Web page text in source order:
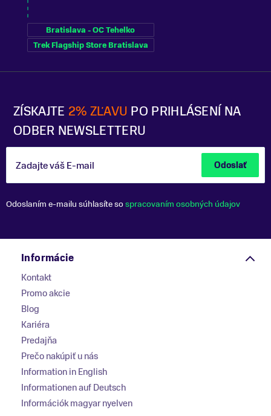
ZÍSKAJTE 2% ZĽAVU PO PRIHLÁSENÍ NA
ODBER NEWSLETTERU
Zadajte váš E-mail Odoslať
Odoslaním e-mailu súhlasíte sospracovaním osobných údajov
Bratislava - OC Tehelko
Trek Flagship Store Bratislava
Informácie
Kontakt
Promo akcie
Blog
Kariéra
Predajňa
Prečo nakúpiť u nás
Information in English
Informationen auf Deutsch
Információk magyar nyelven